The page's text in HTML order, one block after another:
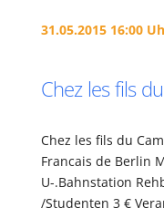
31.05.2015 16:00
Chez les fils
Chez les fils du
Francais de Berlin
U-.Bahnstation
/Studenten 3 €